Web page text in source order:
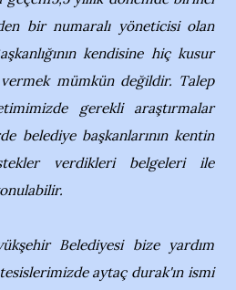
bir numaralı yöneticisi olan
kendisine hiç kusur
mümkün değildir. Talep
gerekli araştırmalar
belediye başkanlarının kentin
verdikleri belgeleri ile
Belediyesi bize yardım
aytaç durak'ın ismi